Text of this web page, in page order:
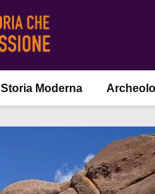
Storia Moderna